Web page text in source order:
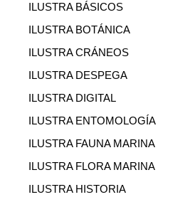
ILUSTRA BÁSICOS
ILUSTRA BOTÁNICA
ILUSTRA CRÁNEOS
ILUSTRA DESPEGA
ILUSTRA DIGITAL
ILUSTRA ENTOMOLOGÍA
ILUSTRA FAUNA MARINA
ILUSTRA FLORA MARINA
ILUSTRA HISTORIA